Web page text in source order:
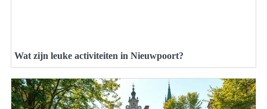
Wat zijn leuke activiteiten in Nieuwpoort?